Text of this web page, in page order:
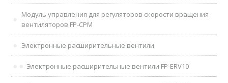
Модуль управления для регуляторов скорости вращения
вентиляторов FP-CPM
Электронные расширительные вентили
Электронные расширительные вентили FP-ERV10